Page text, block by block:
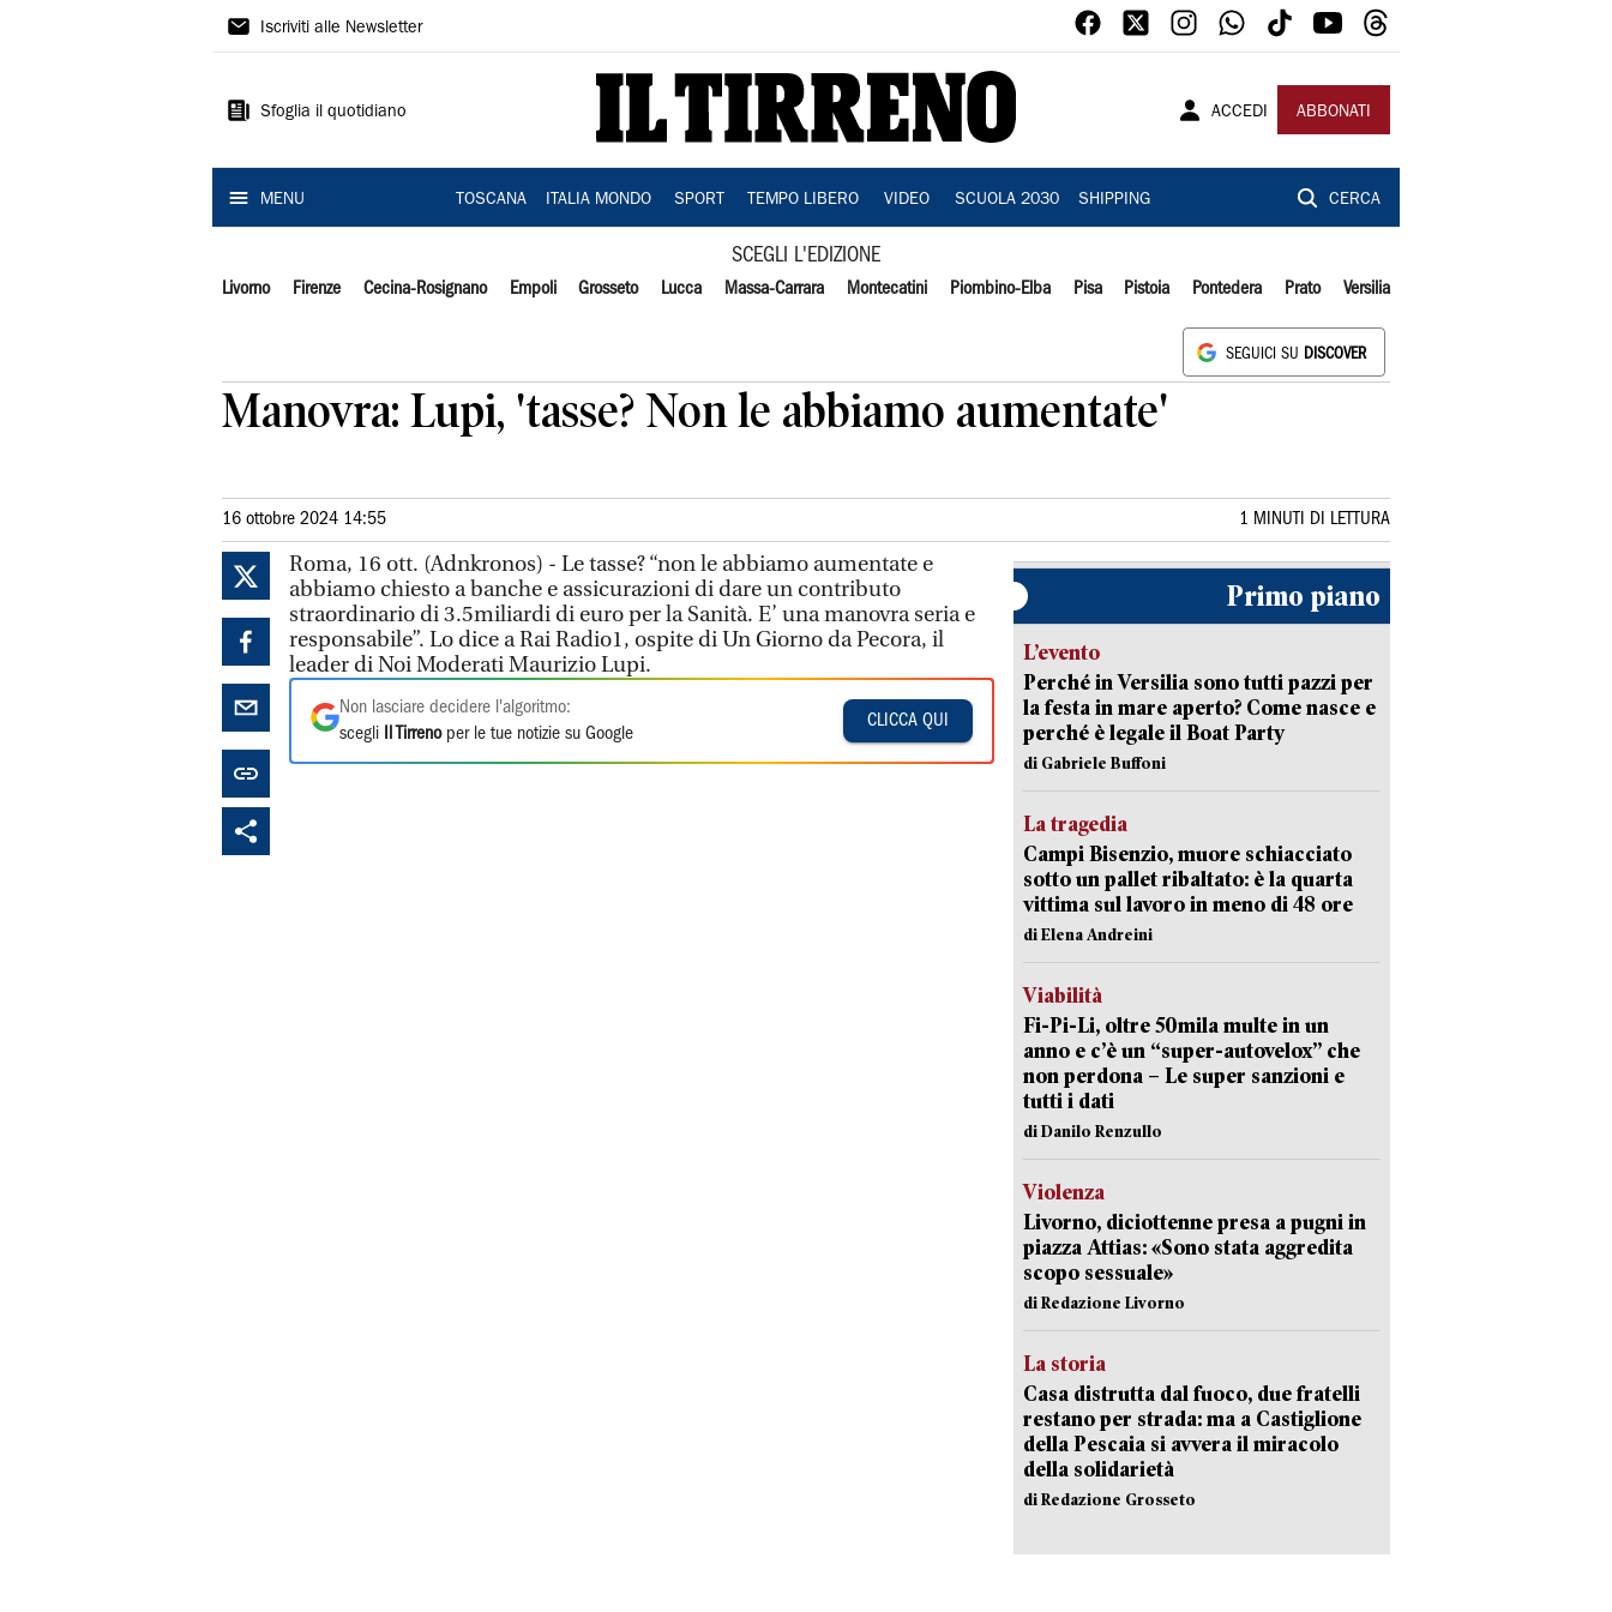
Il
Iscriviti alle Newsletter
Sfoglia il quotidiano ACCEDI ABBONATI
MENU TOSCANA ITALIA MONDO SPORT TEMPO LIBERO VIDEO SCUOLA 2030 SHIPPING CERCA
SCEGLI L'EDIZIONE
Livorno Firenze Cecina-Rosignano Empoli Grosseto Lucca Massa-Carrara Montecatini Piombino-Elba Pisa Pistoia Pontedera Prato Versilia
SEGUICI SU DISCOVER
Manovra: Lupi, 'tasse? Non le abbiamo aumentate'
16 ottobre 2024 14:55 1 MINUTI DI LETTURA
Roma, 16 ott. (Adnkronos) - Le tasse? “non le abbiamo aumentate e
abbiamo chiesto a banche e assicurazioni di dare un contributo
straordinario di 3.5miliardi di euro per la Sanità. E’ una manovra seria e
responsabile”. Lo dice a Rai Radio1, ospite di Un Giorno da Pecora, il
leader di Noi Moderati Maurizio Lupi.
Non lasciare decidere l'algoritmo:
scegli
Il Tirrenoper le tue notizie su Google
CLICCA QUI
Primo piano
L’evento
Perché in Versilia sono tutti pazzi per
la festa in mare aperto? Come nasce e
perché è legale il Boat Party
di Gabriele Buffoni
La tragedia
Campi Bisenzio, muore schiacciato
sotto un pallet ribaltato: è la quarta
vittima sul lavoro in meno di 48 ore
di Elena Andreini
Viabilità
Fi-Pi-Li, oltre 50mila multe in un
anno e c’è un “super-autovelox” che
non perdona – Le super sanzioni e
tutti i dati
di Danilo Renzullo
Violenza
Livorno, diciottenne presa a pugni in
piazza Attias: «Sono stata aggredita
scopo sessuale»
di Redazione Livorno
La storia
Casa distrutta dal fuoco, due fratelli
restano per strada: ma a Castiglione
della Pescaia si avvera il miracolo
della solidarietà
di Redazione Grosseto